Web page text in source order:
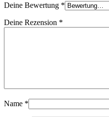
Deine Bewertung *
Deine Rezension *
Name *